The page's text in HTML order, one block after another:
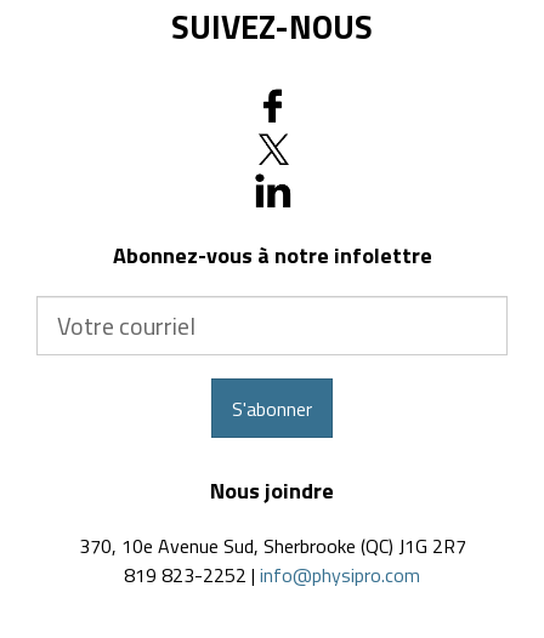
SUIVEZ-NOUS
Abonnez-vous à notre infolettre
S'abonner
Nous joindre
370, 10e Avenue Sud, Sherbrooke (QC) J1G 2R7
819 823-2252 | info@physipro.com